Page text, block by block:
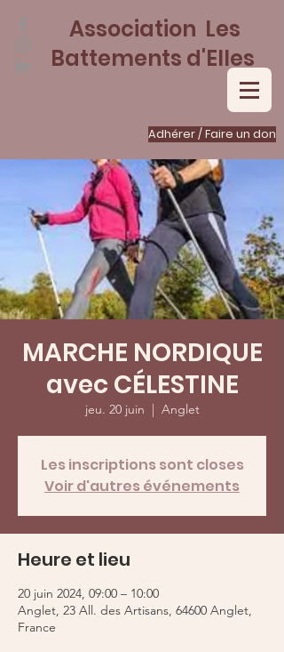
Adhérer / Faire un don
Association Les
Battements d'Elles
MARCHE NORDIQUE
avec CÉLESTINE
jeu. 20 juin
  |
Anglet
Les inscriptions sont closes
Voir d'autres événements
Heure et lieu
20 juin 2024, 09:00 – 10:00
Anglet, 23 All. des Artisans, 64600 Anglet,
France